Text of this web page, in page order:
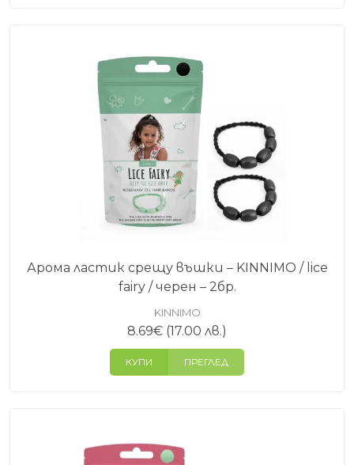
Арома ластик срещу въшки – KINNIMO / lice
fairy / черен – 2бр.
KINNIMO
8.69€ (17.00 лв.)
КУПИ ПРЕГЛЕД